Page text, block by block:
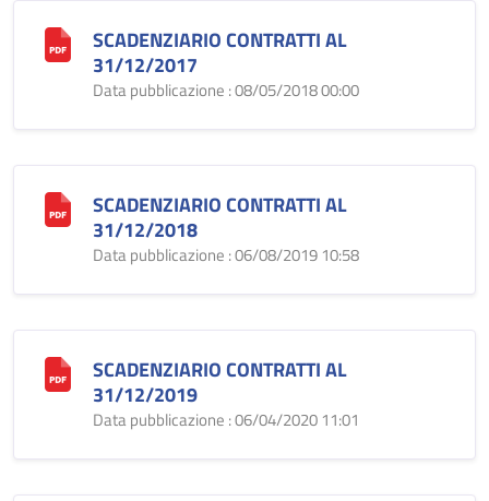
SCADENZIARIO CONTRATTI AL
31/12/2017
Data pubblicazione : 08/05/2018 00:00
SCADENZIARIO CONTRATTI AL
31/12/2018
Data pubblicazione : 06/08/2019 10:58
SCADENZIARIO CONTRATTI AL
31/12/2019
Data pubblicazione : 06/04/2020 11:01